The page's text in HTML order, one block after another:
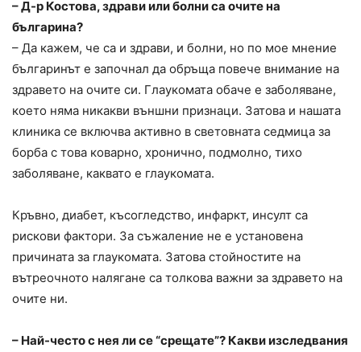
– Д-р Костова, здрави или болни са очите на
българина?
– Да кажем, че са и здрави, и болни, но по мое мнение
българинът е започнал да обръща повече внимание на
здравето на очите си. Глаукомата обаче е заболяване,
което няма никакви външни признаци. Затова и нашата
клиника се включва активно в световната седмица за
борба с това коварно, хронично, подмолно, тихо
заболяване, каквато е глаукомата.
Кръвно, диабет, късогледство, инфаркт, инсулт са
рискови фактори. За съжаление не е установена
причината за глаукомата. Затова стойностите на
вътреочното налягане са толкова важни за здравето на
очите ни.
– Най-често с нея ли се “срещате”? Какви изследвания